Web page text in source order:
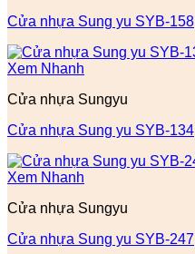
Cửa nhựa Sung yu SYB-158
Xem Nhanh
Cửa nhựa Sungyu
Cửa nhựa Sung yu SYB-134
Xem Nhanh
Cửa nhựa Sungyu
Cửa nhựa Sung yu SYB-247